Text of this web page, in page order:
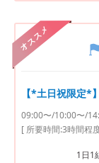
オススメ
【*土日祝限定*
09:00〜/10:00〜/
[ 所要時間:3時間程
1日1